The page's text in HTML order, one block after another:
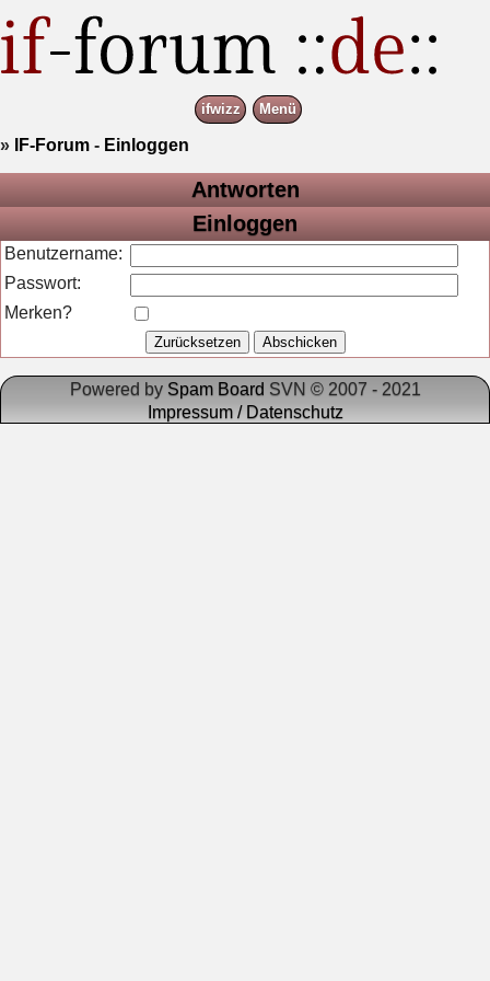
ifwizz Menü
» IF-Forum - Einloggen
Antworten
Einloggen
Benutzername:
Passwort:
Merken?
Powered by Spam Board SVN © 2007 - 2021
Impressum / Datenschutz